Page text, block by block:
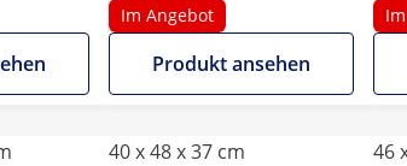
Im Angebot
Produkt ansehen
40 x 48 x 37 cm 46